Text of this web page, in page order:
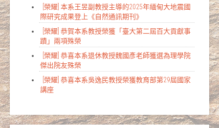
[榮耀] 本系王昱副教授主導的2025年緬甸大地震國
際研究成果登上《自然通訊期刊》
[榮耀] 恭賀本系教授榮獲「臺大第二屆百大貢獻事
蹟」兩項殊榮
[榮耀] 恭喜本系退休教授魏國彥老師獲選為理學院
傑出院友殊榮
[榮耀] 恭喜本系吳逸民教授榮獲教育部第29屆國家
講座